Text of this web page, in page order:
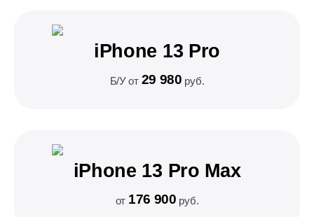
iPhone 13 Pro
Б/У от 29 980 руб.
iPhone 13 Pro Max
от 176 900 руб.